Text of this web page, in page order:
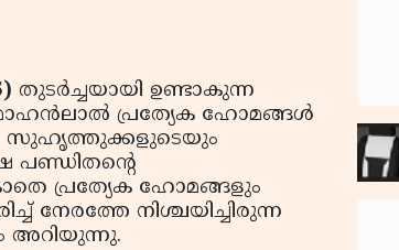
തുടര്‍ച്ചയായി ഉണ്ടാകുന്ന
പ്രത്യേക ഹോമങ്ങള്‍
സുഹൃത്തുക്കളുടെയും
പണ്ഡിതന്റെ
പ്രത്യേക ഹോമങ്ങളും
നേരത്തേ നിശ്ചയിച്ചിരുന്ന
അറിയുന്നു.